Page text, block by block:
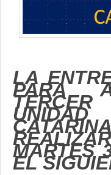
LA
PARA
MARTES
EL